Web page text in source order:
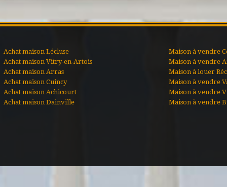
Achat maison Lécluse
Achat maison Vitry-en-Artois
Achat maison Arras
Achat maison Cuincy
Achat maison Achicourt
Achat maison Dainville
Maison à vendre
Maison à vendre
Maison à louer
Maison à vendre
Maison à vendre
Maison à vendre